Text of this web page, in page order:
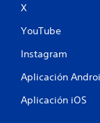
X
YouTube
Instagram
Aplicación
Aplicación iOS